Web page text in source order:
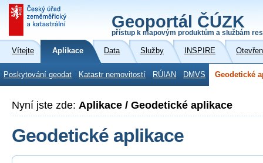
Geoportál ČÚZK
přístup k mapovým produktům a službám
Vítejte Aplikace Data Služby INSPIRE
Poskytování geodat Katastr nemovitostí RÚIAN DMVS Geodetické
Nyní jste zde: Aplikace / Geodetické aplikace
Geodetické aplikace